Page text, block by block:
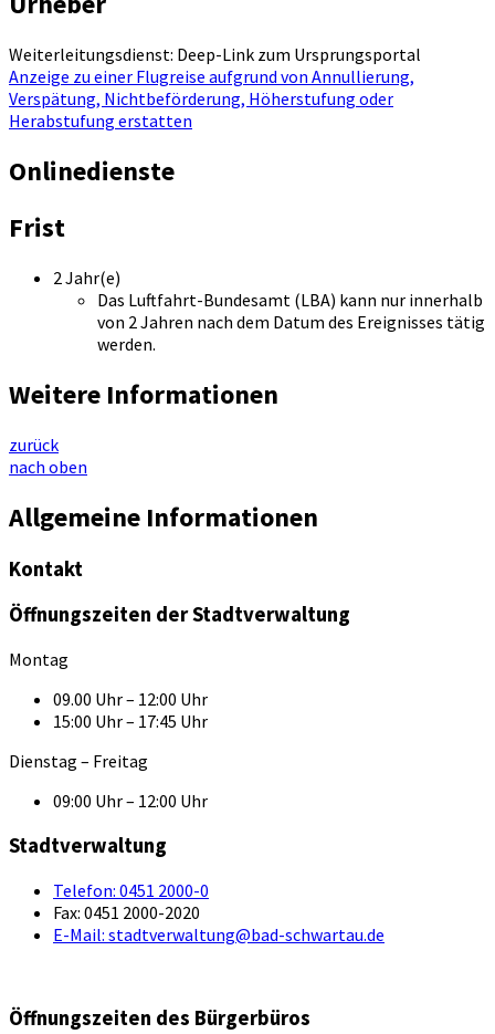
Weiterleitungsdienst: Deep-Link zum Ursprungsportal
Anzeige zu einer Flugreise aufgrund von Annullierung,
Verspätung, Nichtbeförderung, Höherstufung oder
Herabstufung erstatten
Onlinedienste
Frist
2 Jahr(e)
Das Luftfahrt-Bundesamt (LBA) kann nur innerhalb
von 2 Jahren nach dem Datum des Ereignisses tätig
werden.
Weitere Informationen
zurück
nach oben
Allgemeine Informationen
Kontakt
Öffnungszeiten der Stadtverwaltung
Montag
09.00 Uhr – 12:00 Uhr
15:00 Uhr – 17:45 Uhr
Dienstag – Freitag
09:00 Uhr – 12:00 Uhr
Stadtverwaltung
Telefon: 0451 2000-0
Fax: 0451 2000-2020
E-Mail: stadtverwaltung@bad-schwartau.de
Öffnungszeiten des Bürgerbüros